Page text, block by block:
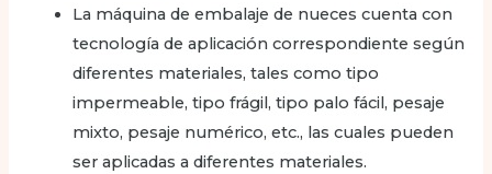
La máquina de embalaje de nueces cuenta con
tecnología de aplicación correspondiente según
diferentes materiales, tales como tipo
impermeable, tipo frágil, tipo palo fácil, pesaje
mixto, pesaje numérico, etc., las cuales pueden
ser aplicadas a diferentes materiales.